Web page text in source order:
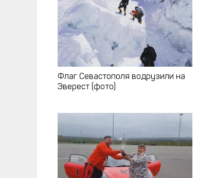
Флаг Севастополя водрузили на
Эверест (фото)